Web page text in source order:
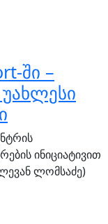
ში –
ინიციატივით
ლომსაძე)